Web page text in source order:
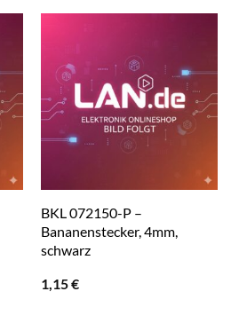
BKL 072150-P –
Bananenstecker, 4mm,
schwarz
1,15€